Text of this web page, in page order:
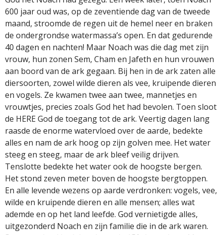
600 jaar oud was, op de zeventiende dag van de tweede
maand, stroomde de regen uit de hemel neer en braken
de ondergrondse watermassa’s open. En dat gedurende
40 dagen en nachten! Maar Noach was die dag met zijn
vrouw, hun zonen Sem, Cham en Jafeth en hun vrouwen
aan boord van de ark gegaan. Bij hen in de ark zaten alle
diersoorten, zowel wilde dieren als vee, kruipende dieren
en vogels. Ze kwamen twee aan twee, mannetjes en
vrouwtjes, precies zoals God het had bevolen. Toen sloot
de HERE God de toegang tot de ark. Veertig dagen lang
raasde de enorme watervloed over de aarde, bedekte
alles en nam de ark hoog op zijn golven mee. Het water
steeg en steeg, maar de ark bleef veilig drijven.
Tenslotte bedekte het water ook de hoogste bergen.
Het stond zeven meter boven de hoogste bergtoppen.
En alle levende wezens op aarde verdronken: vogels, vee,
wilde en kruipende dieren en alle mensen; alles wat
ademde en op het land leefde. God vernietigde alles,
uitgezonderd Noach en zijn familie die in de ark waren.